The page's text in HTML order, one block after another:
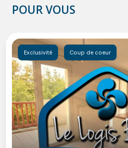
POUR VOUS
Exclusivité Coup de coeur